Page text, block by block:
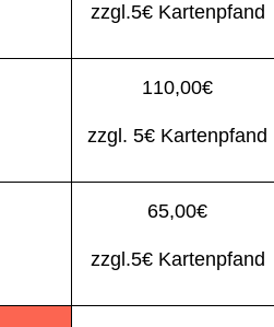
zzgl.5€ Kartenpfand
110,00€
zzgl. 5€ Kartenpfand
65,00€
zzgl.5€ Kartenpfand